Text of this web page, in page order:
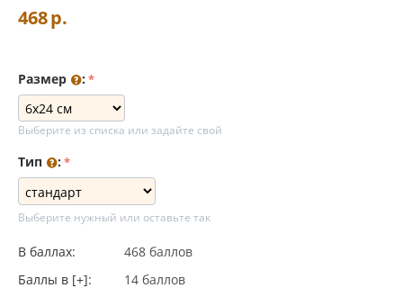
468р.
Размер :
Выберите из списка или задайте свой
Тип :
Выберите нужный или оставьте так
В баллах:
468 баллов
Баллы в [+]:
14 баллов